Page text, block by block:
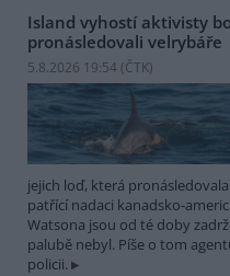
Island vyhostí aktivisty
pronásledovali velrybáře
5.8.2026 19:54 (ČTK)
jejich loď, která
patřící nadaci kanadsko-
Watsona jsou od té doby
palubě nebyl. Píše o tom
policii.